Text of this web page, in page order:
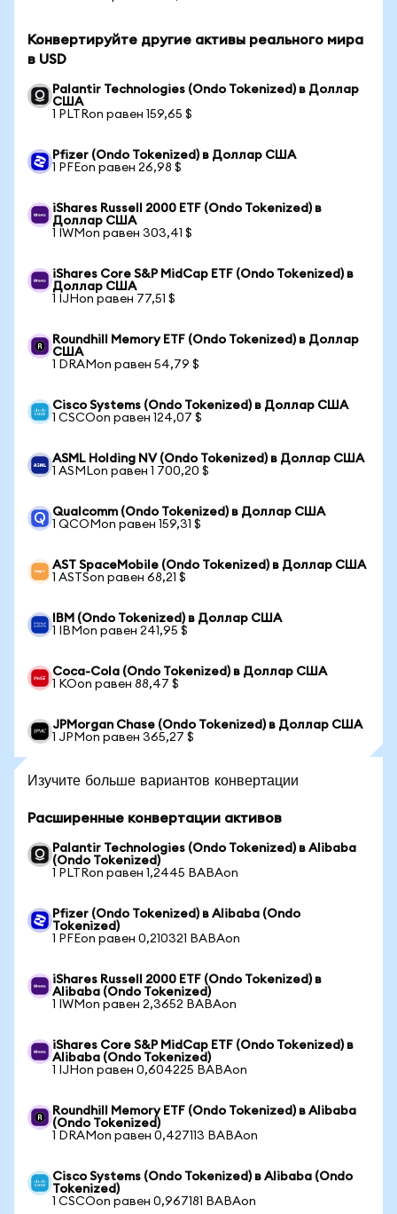
Конвертируйте другие активы реального мира
в USD
Palantir Technologies (Ondo Tokenized) в Доллар
США
1 PLTRon равен 159,65 $
Pfizer (Ondo Tokenized) в Доллар США
1 PFEon равен 26,98 $
iShares Russell 2000 ETF (Ondo Tokenized) в
Доллар США
1 IWMon равен 303,41 $
iShares Core S&P MidCap ETF (Ondo Tokenized) в
Доллар США
1 IJHon равен 77,51 $
Roundhill Memory ETF (Ondo Tokenized) в Доллар
США
1 DRAMon равен 54,79 $
Cisco Systems (Ondo Tokenized) в Доллар США
1 CSCOon равен 124,07 $
ASML Holding NV (Ondo Tokenized) в Доллар США
1 ASMLon равен 1 700,20 $
Qualcomm (Ondo Tokenized) в Доллар США
1 QCOMon равен 159,31 $
AST SpaceMobile (Ondo Tokenized) в Доллар США
1 ASTSon равен 68,21 $
IBM (Ondo Tokenized) в Доллар США
1 IBMon равен 241,95 $
Coca-Cola (Ondo Tokenized) в Доллар США
1 KOon равен 88,47 $
JPMorgan Chase (Ondo Tokenized) в Доллар США
1 JPMon равен 365,27 $
Изучите больше вариантов конвертации
Расширенные конвертации активов
Palantir Technologies (Ondo Tokenized) в Alibaba
(Ondo Tokenized)
1 PLTRon равен 1,2445 BABAon
Pfizer (Ondo Tokenized) в Alibaba (Ondo
Tokenized)
1 PFEon равен 0,210321 BABAon
iShares Russell 2000 ETF (Ondo Tokenized) в
Alibaba (Ondo Tokenized)
1 IWMon равен 2,3652 BABAon
iShares Core S&P MidCap ETF (Ondo Tokenized) в
Alibaba (Ondo Tokenized)
1 IJHon равен 0,604225 BABAon
Roundhill Memory ETF (Ondo Tokenized) в Alibaba
(Ondo Tokenized)
1 DRAMon равен 0,427113 BABAon
Cisco Systems (Ondo Tokenized) в Alibaba (Ondo
Tokenized)
1 CSCOon равен 0,967181 BABAon